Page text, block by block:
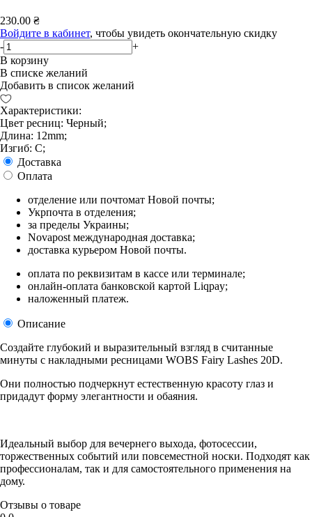
230.00 ₴
Войдите в кабинет, чтобы увидеть окончательную скидку
-
+
В корзину
В списке желаний
Добавить в список желаний
Характеристики:
Цвет ресниц: Черный;
Длина: 12mm;
Изгиб: С;
Доставка
Оплата
отделение или почтомат Новой почты;
Укрпочта в отделения;
за пределы Украины;
Novapost международная доставка;
доставка курьером Новой почты.
оплата по реквизитам в кассе или терминале;
онлайн-оплата банковской картой Liqpay;
наложенный платеж.
Описание
Создайте глубокий и выразительный взгляд в считанные
минуты с накладными ресницами WOBS Fairy Lashes 20D.
Они полностью подчеркнут естественную красоту глаз и
придадут форму элегантности и обаяния.
Идеальный выбор для вечернего выхода, фотосессии,
торжественных событий или повсеместной носки. Подходят как
профессионалам, так и для самостоятельного применения на
дому.
Отзывы о товаре